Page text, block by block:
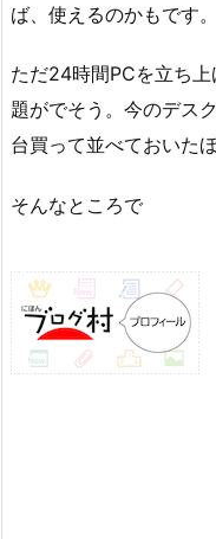
ば、使えるのかもです。
ただ24時間PCを立ち
題がでそう。今のデス
台買って並べておいた
そんなところで